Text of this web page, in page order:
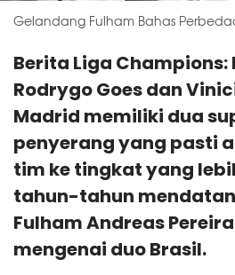
Gelandang Fulham Bahas
Berita Liga Champions:
Rodrygo Goes dan
Madrid memiliki dua
penyerang yang pasti
tim ke tingkat yang
tahun-tahun
Fulham Andreas
mengenai duo Brasil.